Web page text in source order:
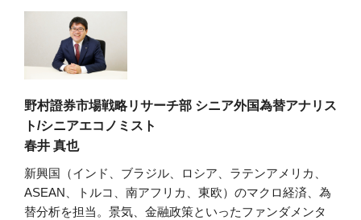
野村證券市場戦略リサーチ部 シニア外国為替アナリス
ト/シニアエコノミスト
春井 真也
新興国（インド、ブラジル、ロシア、ラテンアメリカ、
ASEAN、トルコ、南アフリカ、東欧）のマクロ経済、為
替分析を担当。景気、金融政策といったファンダメンタ